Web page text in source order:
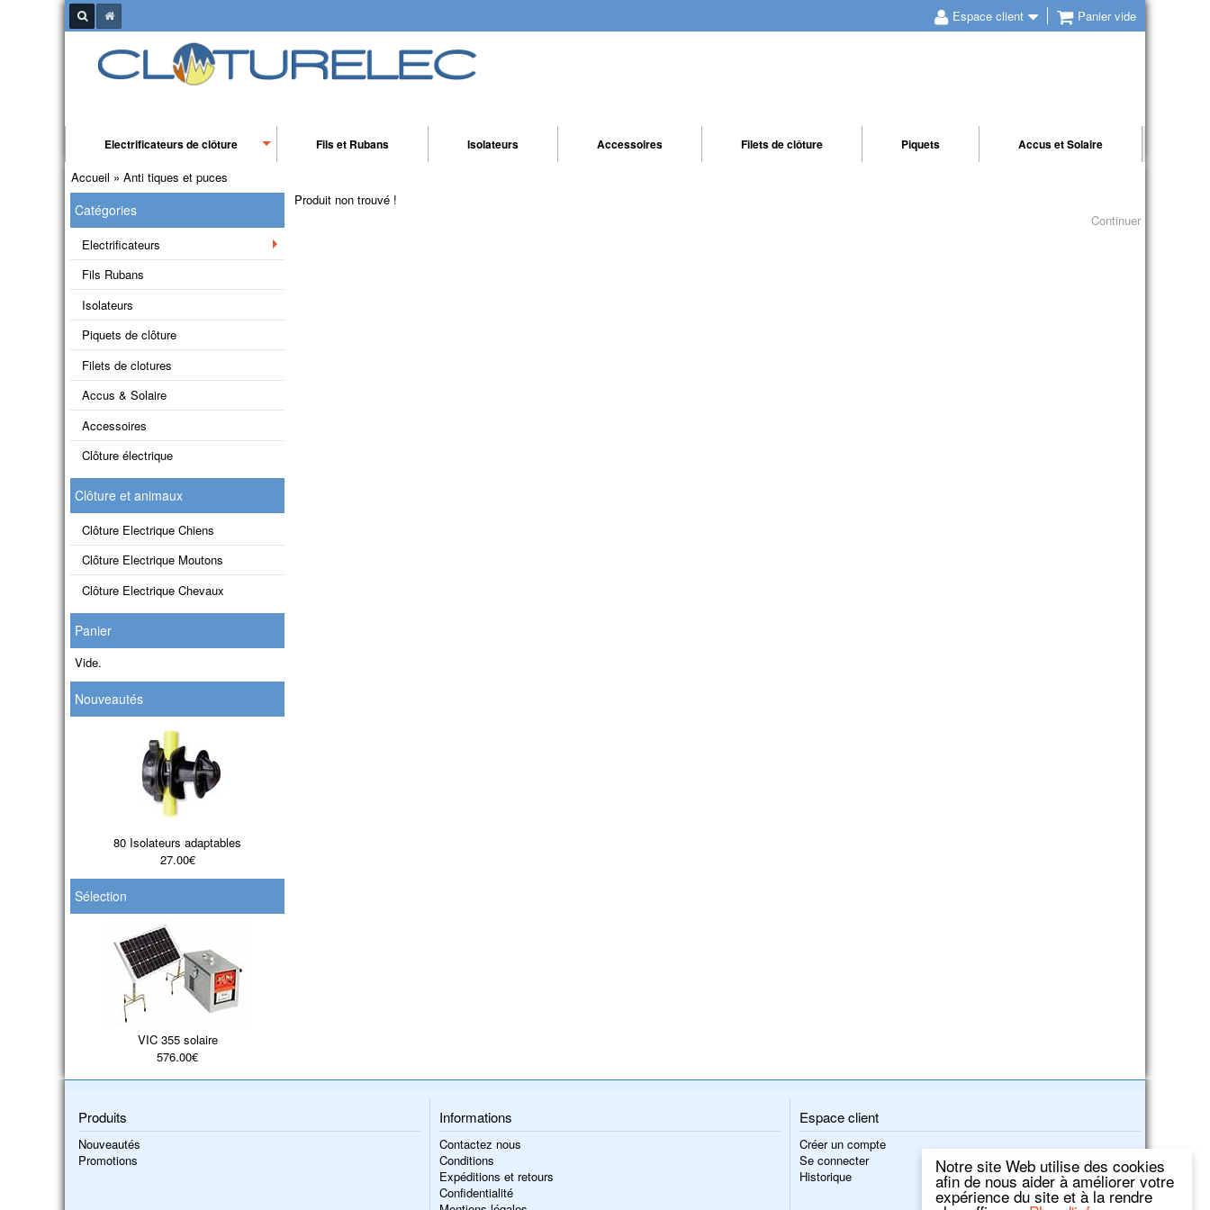
Notre site Web utilise des cookies
afin de nous aider à améliorer votre
expérience du site et à la rendre
Espace client Panier vide
Electrificateurs de clôture Fils et Rubans Isolateurs Accessoires Filets de clôture Piquets Accus et Solaire
Accueil » Anti tiques et puces
Produit non trouvé !
Continuer
Catégories
Electrificateurs
Fils Rubans
Isolateurs
Piquets de clôture
Filets de clotures
Accus & Solaire
Accessoires
Clôture électrique
Clôture et animaux
Clôture Electrique Chiens
Clôture Electrique Moutons
Clôture Electrique Chevaux
Panier
Vide.
Nouveautés
80 Isolateurs adaptables
27.00€
Sélection
VIC 355 solaire
576.00€
Produits
Nouveautés
Promotions
Informations
Contactez nous
Conditions
Expéditions et retours
Confidentialité
Espace client
Créer un compte
Se connecter
Historique